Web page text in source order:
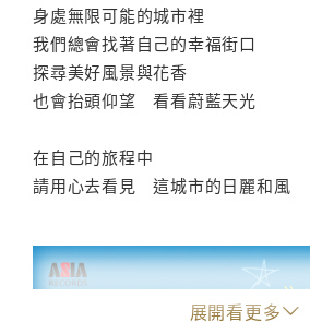
身處無限可能的城市裡
我們總會找著自己的幸福街口
探尋美好風景與花香
也會抬頭仰望 看看蔚藍天光
在自己的旅程中
請用心去看見 這城市的日麗和風
展開看更多